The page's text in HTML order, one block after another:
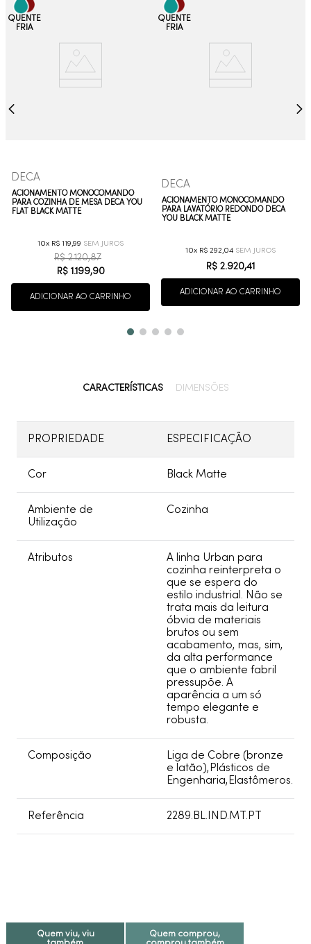
DECA
ACIONAMENTO MONOCOMANDO
PARA COZINHA DE MESA DECA YOU
FLAT BLACK MATTE
10 R$ 119,99
R$ 2.120,87
R$ 1 .199,90
ADICIONAR AO CARRINHO
DECA
ACIONAMENTO MONOCOMANDO
PARA LAVATÓRIO REDONDO DECA
YOU BLACK MATTE
10 R$ 292,04
R$ 2.920,41
ADICIONAR AO CARRINHO
CARACTERÍSTICAS DIMENSÕES
PROPRIEDADE ESPECIFICAÇÃO
Cor Black Matte
Ambiente de
Utilização
Cozinha
Atributos
A linha Urban para
cozinha reinterpreta o
que se espera do
estilo industrial. Não se
trata mais da leitura
óbvia de materiais
brutos ou sem
acabamento, mas, sim,
da alta performance
que o ambiente fabril
pressupõe. A
aparência a um só
tempo elegante e
robusta.
Composição
Liga de Cobre (bronze
e latão),Plásticos de
Engenharia,Elastômeros.
Referência 2289.BL.IND.MT.PT
Quem viu, viu
Quem comprou,